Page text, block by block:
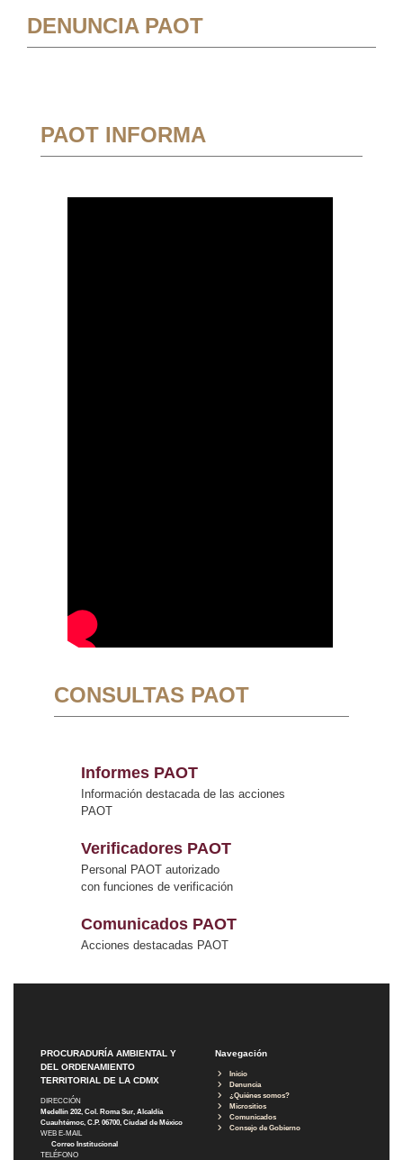
DENUNCIA PAOT
PAOT INFORMA
CONSULTAS PAOT
Informes PAOT
Información destacada de las acciones
PAOT
Verificadores PAOT
Personal PAOT autorizado
con funciones de verificación
Comunicados PAOT
Acciones destacadas PAOT
PROCURADURÍA AMBIENTAL Y
DEL ORDENAMIENTO
TERRITORIAL DE LA CDMX
DIRECCIÓN
Medellín 202, Col. Roma Sur, Alcaldía
Cuauhtémoc, C.P. 06700, Ciudad de México
WEB E-MAIL
Correo Institucional
TELÉFONO
Navegación
Inicio
Denuncia
¿Quiénes somos?
Micrositios
Comunicados
Consejo de Gobierno